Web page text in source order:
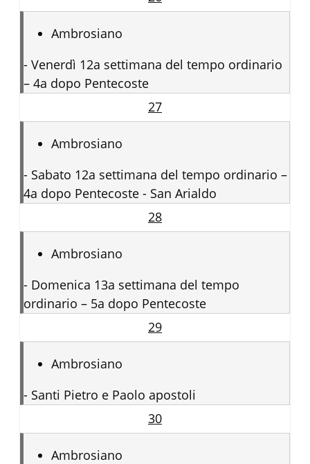
Ambrosiano
- Venerdì 12a settimana del tempo ordinario
– 4a dopo Pentecoste
27
Ambrosiano
- Sabato 12a settimana del tempo ordinario –
4a dopo Pentecoste - San Arialdo
28
Ambrosiano
- Domenica 13a settimana del tempo
ordinario – 5a dopo Pentecoste
29
Ambrosiano
- Santi Pietro e Paolo apostoli
30
Ambrosiano